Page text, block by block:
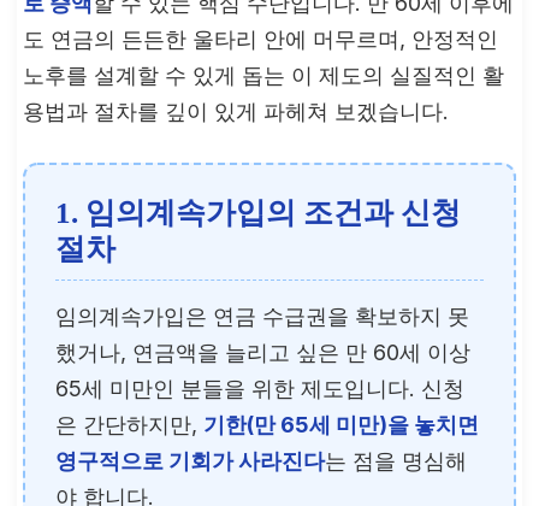
도 연금의 든든한 울타리 안에 머무르며, 안정적인
노후를 설계할 수 있게 돕는 이 제도의 실질적인 활
용법과 절차를 깊이 있게 파헤쳐 보겠습니다.
1. 임의계속가입의 조건과 신청
절차
임의계속가입은 연금 수급권을 확보하지 못
했거나, 연금액을 늘리고 싶은 만 60세 이상
65세 미만인 분들을 위한 제도입니다. 신청
은 간단하지만, 기한(만 65세 미만)을 놓치면
영구적으로 기회가 사라진다는 점을 명심해
야 합니다.